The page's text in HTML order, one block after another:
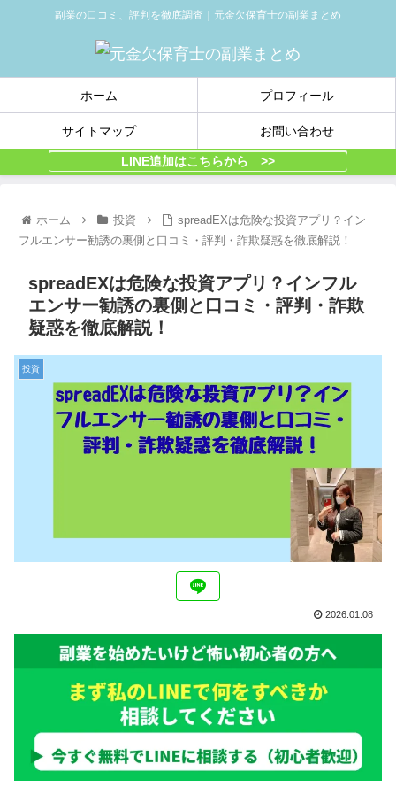
副業の口コミ、評判を徹底調査｜元金欠保育士の副業まとめ
ホーム プロフィール
サイトマップ お問い合わせ
LINE追加はこちらから >>
ホーム 投資
spreadEXは危険な投資アプリ？イン
フルエンサー勧誘の裏側と口コミ・評判・詐欺疑惑を徹底解説！
spreadEXは危険な投資アプリ？インフル
エンサー勧誘の裏側と口コミ・評判・詐欺
疑惑を徹底解説！
投資
2026.01.08